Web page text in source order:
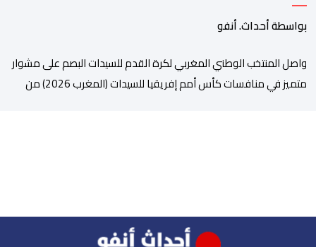
بواسطة أحداث. أنفو
واصل المنتخب الوطني المغربي لكرة القدم للسيدات البصم على مشوار
متميز في منافسات كأس أمم إفريقيا للسيدات (المغرب 2026) من